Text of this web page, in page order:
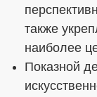
также
наиболее
Показной